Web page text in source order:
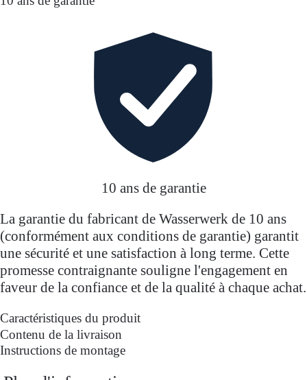
10 ans de garantie
La garantie du fabricant de Wasserwerk de 10 ans
(conformément aux conditions de garantie) garantit
une sécurité et une satisfaction à long terme. Cette
promesse contraignante souligne l'engagement en
faveur de la confiance et de la qualité à chaque achat.
Caractéristiques du produit
Contenu de la livraison
Instructions de montage